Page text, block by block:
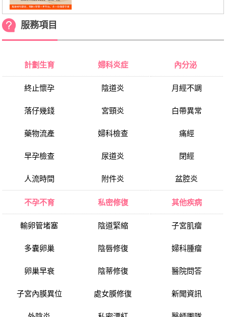
服務項目
計劃生育
終止懷孕
落仔幾錢
藥物流產
早孕檢查
人流時間
婦科炎症
陰道炎
宮頸炎
婦科檢查
尿道炎
附件炎
內分泌
月經不調
白帶異常
痛經
閉經
盆腔炎
不孕不育
輸卵管堵塞
多囊卵巢
卵巢早衰
子宮內膜異位
私密修復
陰道緊縮
陰唇修復
陰蒂修復
處女膜修復
其他疾病
子宮肌瘤
婦科腫瘤
醫院問答
新聞資訊